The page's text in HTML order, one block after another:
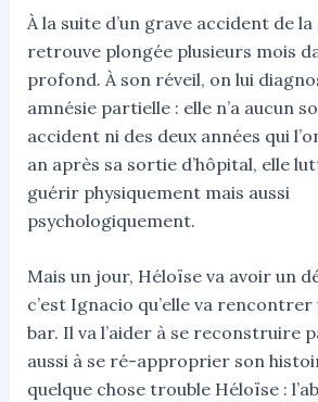
À la suite d’un grave accident de
retrouve plongée plusieurs mois
profond. À son réveil, on lui
amnésie partielle : elle n’a aucun
accident ni des deux années qui
an après sa sortie d’hôpital, elle
guérir physiquement mais aussi
psychologiquement.
Mais un jour, Héloïse va avoir un
c’est Ignacio qu’elle va
bar. Il va l’aider à se reconstruire
aussi à se ré-approprier son
quelque chose trouble Héloïse :